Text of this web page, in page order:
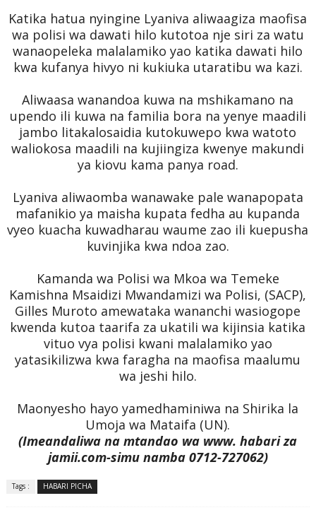
Katika hatua nyingine Lyaniva aliwaagiza maofisa
wa polisi wa dawati hilo kutotoa nje siri za watu
wanaopeleka malalamiko yao katika dawati hilo
kwa kufanya hivyo ni kukiuka utaratibu wa kazi.
Aliwaasa wanandoa kuwa na mshikamano na
upendo ili kuwa na familia bora na yenye maadili
jambo litakalosaidia kutokuwepo kwa watoto
waliokosa maadili na kujiingiza kwenye makundi
ya kiovu kama panya road.
Lyaniva aliwaomba wanawake pale wanapopata
mafanikio ya maisha kupata fedha au kupanda
vyeo kuacha kuwadharau waume zao ili kuepusha
kuvinjika kwa ndoa zao.
Kamanda wa Polisi wa Mkoa wa Temeke
Kamishna Msaidizi Mwandamizi wa Polisi, (SACP),
Gilles Muroto amewataka wananchi wasiogope
kwenda kutoa taarifa za ukatili wa kijinsia katika
vituo vya polisi kwani malalamiko yao
yatasikilizwa kwa faragha na maofisa maalumu
wa jeshi hilo.
Maonyesho hayo yamedhaminiwa na Shirika la
Umoja wa Mataifa (UN).
(Imeandaliwa na mtandao wa www. habari za
jamii.com-simu namba 0712-727062)
Tags : HABARI PICHA